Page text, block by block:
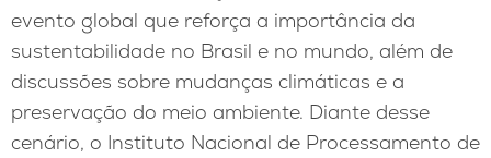
evento global que reforça a importância da
sustentabilidade no Brasil e no mundo, além de
discussões sobre mudanças climáticas e a
preservação do meio ambiente. Diante desse
cenário, o Instituto Nacional de Processamento de